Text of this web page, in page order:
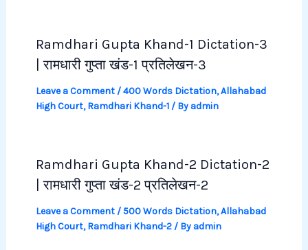
Ramdhari Gupta Khand-1 Dictation-3
| रामधारी गुप्ता खंड-1 प्रतिलेखन-3
Leave a Comment /400 Words Dictation,Allahabad
High Court,Ramdhari Khand-1/ Byadmin
Ramdhari Gupta Khand-2 Dictation-2
| रामधारी गुप्ता खंड-2 प्रतिलेखन-2
Leave a Comment / 500 Words Dictation,Allahabad
High Court,Ramdhari Khand-2/ Byadmin